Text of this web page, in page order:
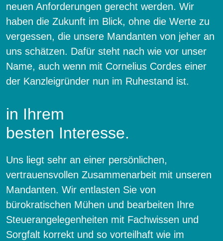
neuen Anforderungen gerecht werden. Wir
haben die Zukunft im Blick, ohne die Werte zu
vergessen, die unsere Mandanten von jeher an
uns schätzen. Dafür steht nach wie vor unser
Name, auch wenn mit Cornelius Cordes einer
der Kanzleigründer nun im Ruhestand ist.
in Ihrem
besten Interesse.
Uns liegt sehr an einer persönlichen,
vertrauensvollen Zusammenarbeit mit unseren
Mandanten. Wir entlasten Sie von
bürokratischen Mühen und bearbeiten Ihre
Steuerangelegenheiten mit Fachwissen und
Sorgfalt korrekt und so vorteilhaft wie im